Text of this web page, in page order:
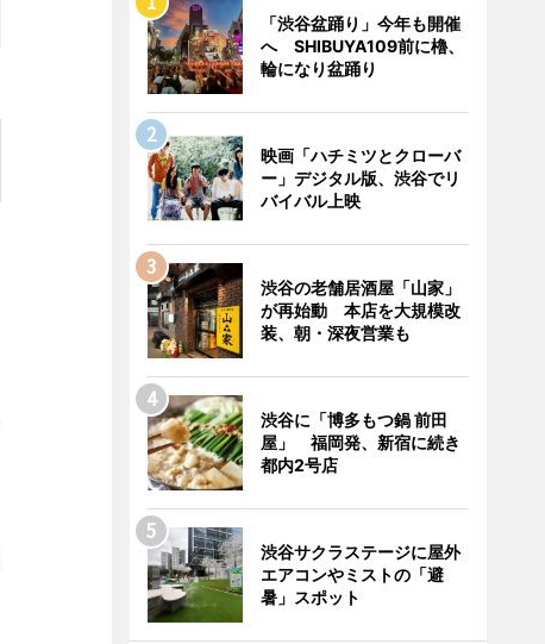
「渋谷盆踊り」今年も開催
へ SHIBUYA109前に櫓、
輪になり盆踊り
映画「ハチミツとクローバ
ー」デジタル版、渋谷でリ
バイバル上映
渋谷の老舗居酒屋「山家」
が再始動 本店を大規模改
装、朝・深夜営業も
渋谷に「博多もつ鍋 前田
屋」 福岡発、新宿に続き
都内2号店
渋谷サクラステージに屋外
エアコンやミストの「避
暑」スポット